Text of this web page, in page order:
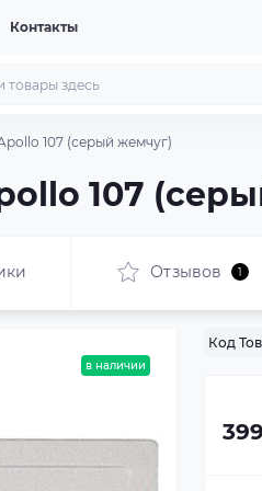
Контакты
107 (серый жемчуг)
107
Отзывов 1
в наличии
Код